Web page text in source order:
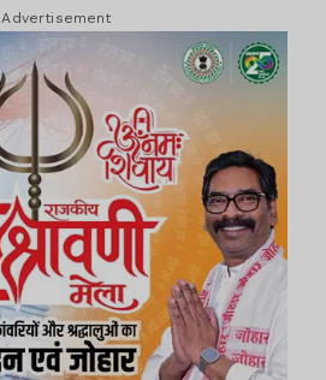
Advertisement